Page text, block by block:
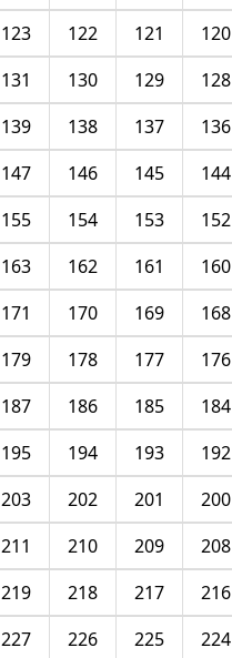
120
121
122
123
128
129
130
131
136
137
138
139
144
145
146
147
152
153
154
155
160
161
162
163
168
169
170
171
176
177
178
179
184
185
186
187
192
193
194
195
200
201
202
203
208
209
210
211
216
217
218
219
224
225
226
227